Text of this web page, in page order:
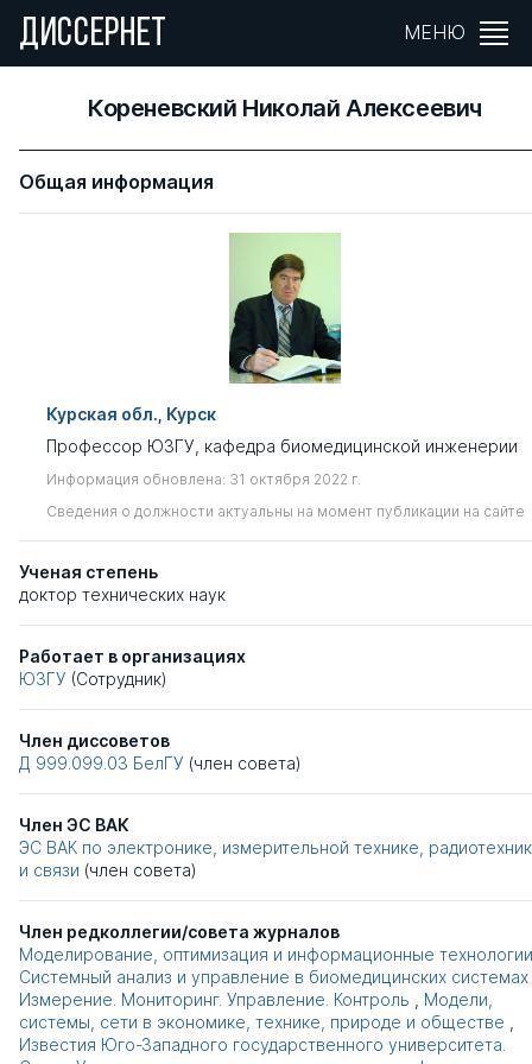
ДИССЕРНЕТ МЕНЮ
Кореневский Николай Алексеевич
Общая информация
Курская обл., Курск
Профессор ЮЗГУ, кафедра биомедицинской инженерии
Информация обновлена: 31 октября 2022 г.
Сведения о должности актуальны на момент публикации на сайте
Ученая степень
доктор технических наук
Работает в организациях
ЮЗГУ (Сотрудник)
Член диссоветов
Д 999.099.03 БелГУ (член совета)
Член ЭС ВАК
ЭС ВАК по электронике, измерительной технике,
и связи (член совета)
Член редколлегии/совета журналов
Моделирование, оптимизация и информационные технологии
Системный анализ и управление в биомедицинских системах
Измерение. Мониторинг. Управление. Контроль
Модели,
системы, сети в экономике, технике, природе и обществе
Известия Юго-Западного государственного университета.